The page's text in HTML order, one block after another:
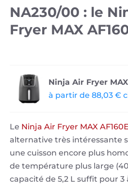
NA230/00 : le
Fryer MAX
Ninja Air Fryer MAX
à partir de 88,03 €
Le Ninja Air Fryer MAX
alternative très intéressante
une cuisson encore plus
de température plus large (40
capacité de 5,2 L suffit pour 3